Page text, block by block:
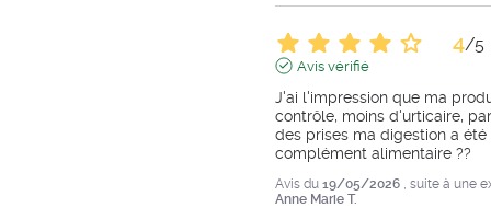
4/5
Avis vérifié
J'ai l'impression que ma
contrôle, moins d'urticaire,
des prises ma digestion a
complément alimentaire ??
Avis du 19/05/2026
, suite à une
Anne Marie T.